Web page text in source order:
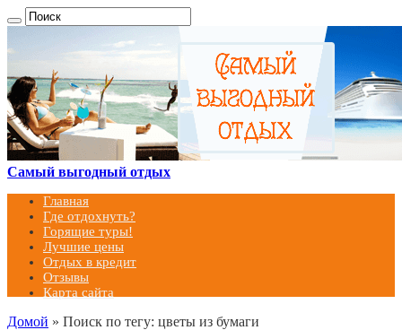
Самый выгодный отдых
Главная
Где отдохнуть?
Горящие туры!
Лучшие цены
Отдых в кредит
Отзывы
Карта сайта
Домой » Поиск по тегу: цветы из бумаги